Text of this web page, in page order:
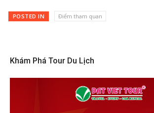
POSTED IN Điểm tham quan
Khám Phá Tour Du Lịch